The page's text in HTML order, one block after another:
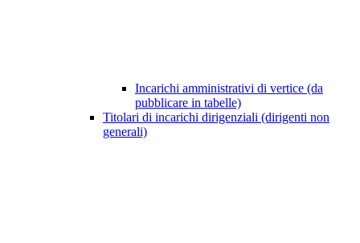
Incarichi amministrativi di vertice (da
pubblicare in tabelle)
Titolari di incarichi dirigenziali (dirigenti non
generali)